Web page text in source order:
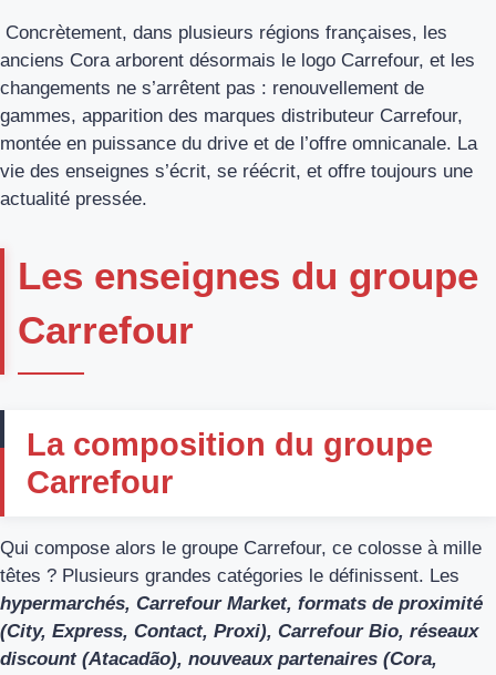
Concrètement, dans plusieurs régions françaises, les
anciens Cora arborent désormais le logo Carrefour, et les
changements ne s’arrêtent pas : renouvellement de
gammes, apparition des marques distributeur Carrefour,
montée en puissance du drive et de l’offre omnicanale. La
vie des enseignes s’écrit, se réécrit, et offre toujours une
actualité pressée.
Les enseignes du groupe
Carrefour
La composition du groupe
Carrefour
Qui compose alors le groupe Carrefour, ce colosse à mille
têtes ? Plusieurs grandes catégories le définissent. Les
hypermarchés, Carrefour Market, formats de proximité
(City, Express, Contact, Proxi), Carrefour Bio, réseaux
discount (Atacadão), nouveaux partenaires (Cora,